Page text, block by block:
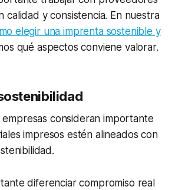
calidad y consistencia. En nuestra
elegir una imprenta sostenible y
qué aspectos conviene valorar.
empresas consideran importante
impresos estén alineados con
diferenciar compromiso real